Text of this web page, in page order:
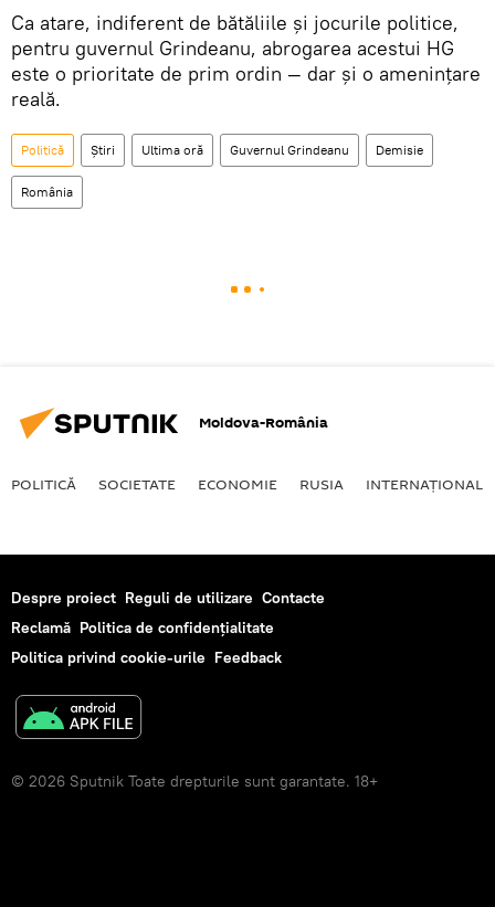
Ca atare, indiferent de bătăliile și jocurile politice,
pentru guvernul Grindeanu, abrogarea acestui HG
este o prioritate de prim ordin — dar și o amenințare
reală.
Politică Știri Ultima oră Guvernul Grindeanu Demisie
România
Moldova-România
POLITICĂ SOCIETATE ECONOMIE RUSIA INTERNAŢIONAL
Despre proiect Reguli de utilizare Contacte
Reclamă Politica de confidențialitate
Politica privind cookie-urile Feedback
© 2026 Sputnik Toate drepturile sunt garantate. 18+